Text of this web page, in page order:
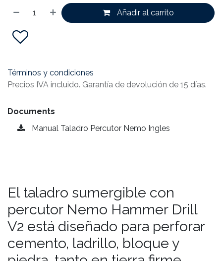
Añadir al carrito
Términos y condiciones
Precios IVA incluido. Garantía de devolución de 15 días.
Documents
Manual Taladro Percutor Nemo Ingles
El taladro sumergible con
percutor Nemo Hammer Drill
V2 está diseñado para perforar
cemento, ladrillo, bloque y